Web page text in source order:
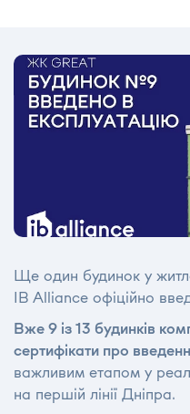
Ще один будинок у
IB Alliance офіційно
Вже 9 із 13 будинків
сертифікати про
важливим етапом у
на першій лінії Дніпра.